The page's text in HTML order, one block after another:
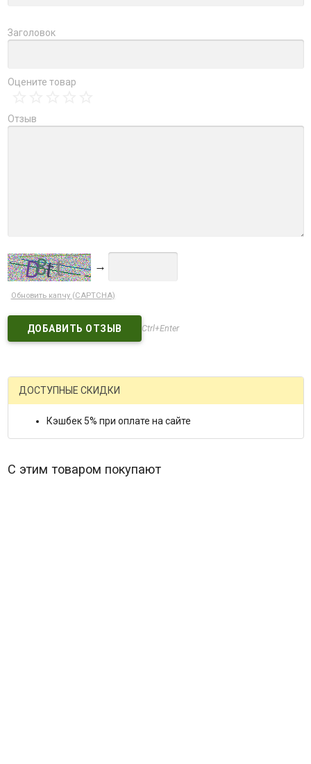
Заголовок
Оцените товар
Отзыв
→
Обновить капчу (CAPTCHA)
Ctrl+Enter
ДОСТУПНЫЕ СКИДКИ
Кэшбек 5% при оплате на сайте
С этим товаром покупают